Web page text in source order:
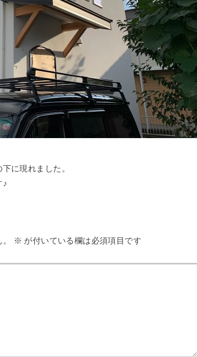
に現れました。
♪
※ が付いている欄は必須項目です